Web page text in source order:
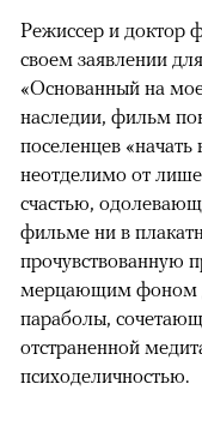
Режиссер и доктор
своем заявлении
«Основанный на
наследии, фильм
поселенцев «начать
неотделимо от
счастью,
фильме ни в
прочувствованную
мерцающим фоном
параболы,
отстраненной
психоделичностью.